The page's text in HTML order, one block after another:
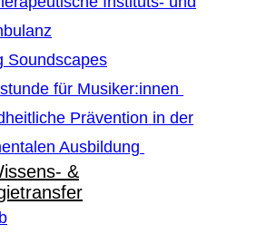
Soundscapes
für Musiker:innen
Prävention in der
Ausbildung
&